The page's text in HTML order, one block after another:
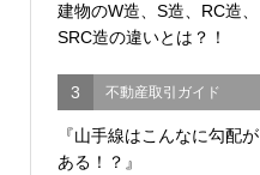
建物のW造、S造、RC造、
SRC造の違いとは？！
3 不動産取引ガイド
『山手線はこんなに勾配が
ある！？』